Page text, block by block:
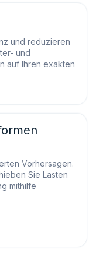
und reduzieren
und
auf Ihren exakten
Vorhersagen.
Sie Lasten
mithilfe